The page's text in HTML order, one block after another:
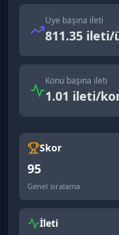
Üye başına ileti
811.35 ileti/
Konu başına ileti
1.01 ileti/
Skor
95
Genel sıralama
İleti